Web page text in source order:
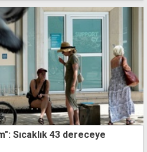
Sıcaklık 43 dereceye